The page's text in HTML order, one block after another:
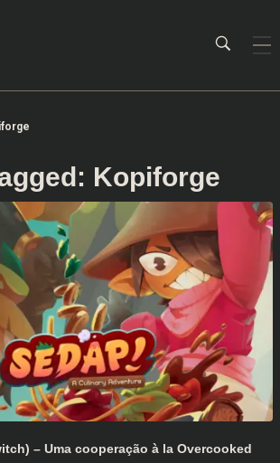
Kopiforge
– Uma cooperação à la Overcooked